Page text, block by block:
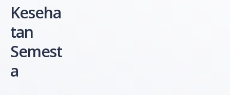
Keseha
tan
Semest
a